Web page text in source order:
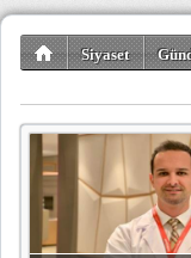
Siyaset